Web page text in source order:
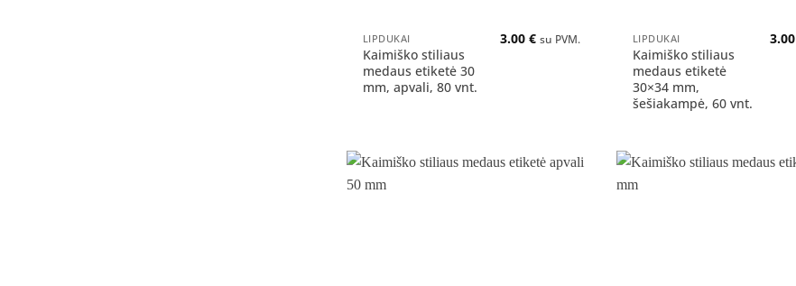
LIPDUKAI
Kaimiško stiliaus
medaus etiketė 30
mm, apvali, 80 vnt.
3.00 € su PVM. LIPDUKAI
Kaimiško stiliaus
medaus etiketė
30×34 mm,
šešiakampė, 60 vnt.
3.00